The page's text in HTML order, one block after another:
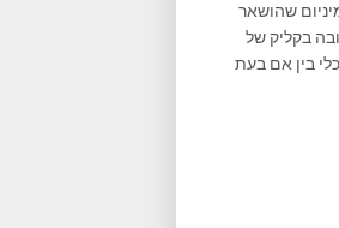
שהושאר
בקליק של
בין אם בעת